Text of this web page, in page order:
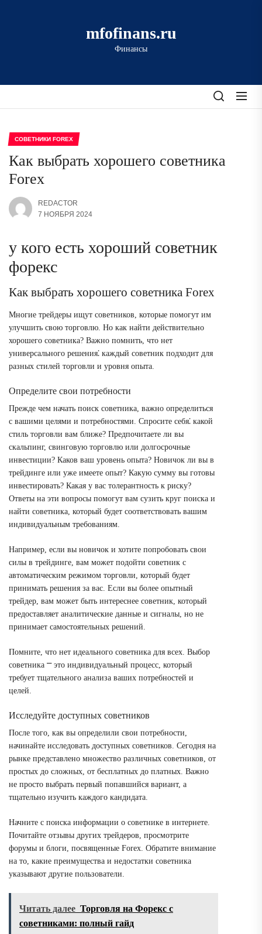
mfofinans.ru
Финансы
СОВЕТНИКИ FOREX
Как выбрать хорошего советника
Forex
REDACTOR
7 НОЯБРЯ 2024
у кого есть хороший советник
форекс
Как выбрать хорошего советника Forex
Многие трейдеры ищут советников, которые помогут им
улучшить свою торговлю. Но как найти действительно
хорошего советника? Важно помнить, что нет
универсального решения⁚ каждый советник подходит для
разных стилей торговли и уровня опыта.
Определите свои потребности
Прежде чем начать поиск советника, важно определиться
с вашими целями и потребностями. Спросите себя⁚ какой
стиль торговли вам ближе? Предпочитаете ли вы
скальпинг, свинговую торговлю или долгосрочные
инвестиции? Каков ваш уровень опыта? Новичок ли вы в
трейдинге или уже имеете опыт? Какую сумму вы готовы
инвестировать? Какая у вас толерантность к риску?
Ответы на эти вопросы помогут вам сузить круг поиска и
найти советника, который будет соответствовать вашим
индивидуальным требованиям.
Например, если вы новичок и хотите попробовать свои
силы в трейдинге, вам может подойти советник с
автоматическим режимом торговли, который будет
принимать решения за вас. Если вы более опытный
трейдер, вам может быть интереснее советник, который
предоставляет аналитические данные и сигналы, но не
принимает самостоятельных решений.
Помните, что нет идеального советника для всех. Выбор
советника ⎻ это индивидуальный процесс, который
требует тщательного анализа ваших потребностей и
целей.
Исследуйте доступных советников
После того, как вы определили свои потребности,
начинайте исследовать доступных советников. Сегодня на
рынке представлено множество различных советников, от
простых до сложных, от бесплатных до платных. Важно
не просто выбрать первый попавшийся вариант, а
тщательно изучить каждого кандидата.
Начните с поиска информации о советнике в интернете.
Почитайте отзывы других трейдеров, просмотрите
форумы и блоги, посвященные Forex. Обратите внимание
на то, какие преимущества и недостатки советника
указывают другие пользователи.
Читать далее Торговля на Форекс с
советниками: полный гайд